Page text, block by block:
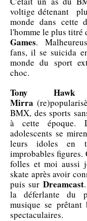
voltige détenant
monde dans cette
l'homme le plus titré
Games.
fans, il se suicida
monde du sport
choc.
Tony Hawk
Mirra
BMX, des sports
à cette époque.
adolescents se
leurs idoles en
improbables figures.
folles et moi aussi
skate après avoir
puis sur Dreamcast
la déferlante du
musique se
spectaculaires.